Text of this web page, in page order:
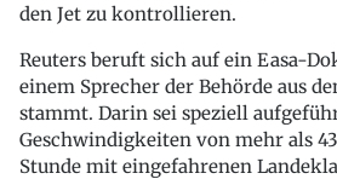
den Jet zu kontrollieren.
Reuters beruft sich auf ein Easa-
einem Sprecher der Behörde aus
stammt. Darin sei speziell
Geschwindigkeiten von mehr als
Stunde mit eingefahrenen